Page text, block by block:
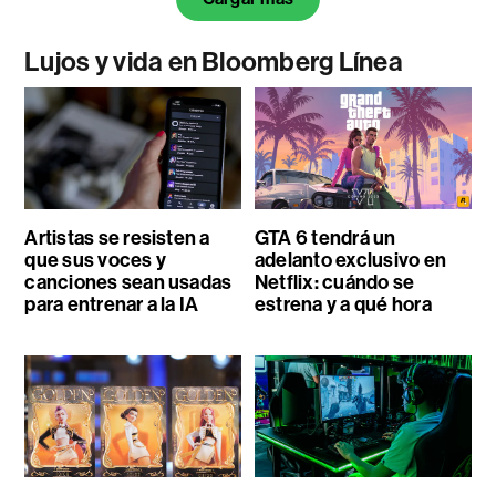
Lujos y vida en Bloomberg Línea
Artistas se resisten a
que sus voces y
canciones sean usadas
para entrenar a la IA
GTA 6 tendrá un
adelanto exclusivo en
Netflix: cuándo se
estrena y a qué hora